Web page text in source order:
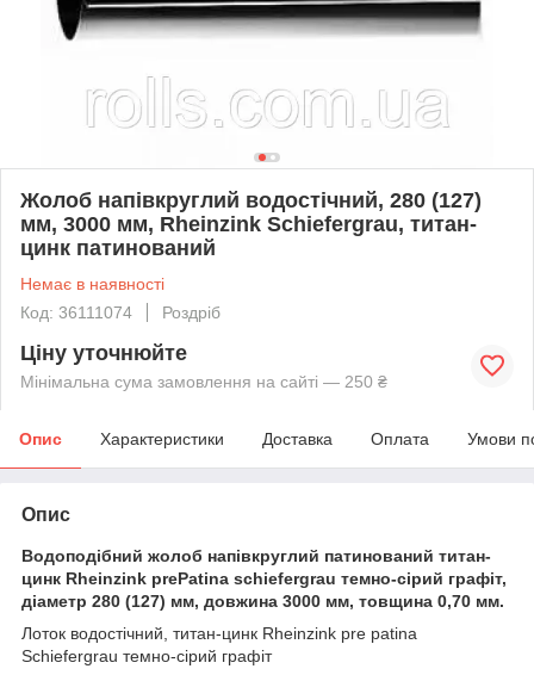
Жолоб напівкруглий водостічний, 280 (127)
мм, 3000 мм, Rheinzink Schiefergrau, титан-
цинк патинований
Немає в наявності
Код: 36111074
Роздріб
Ціну уточнюйте
Мінімальна сума замовлення на сайті — 250 ₴
Опис Характеристики Доставка Оплата Умови
Опис
Водоподібний жолоб напівкруглий патинований титан-
цинк Rheinzink prePatina schiefergrau темно-сірий графіт,
діаметр 280 (127) мм, довжина 3000 мм, товщина 0,70 мм.
Лоток водостічний, титан-цинк Rheinzink pre patina
Schiefergrau темно-сірий графіт